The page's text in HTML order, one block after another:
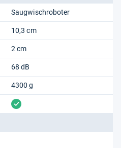
Saugwischroboter
10,3 cm
2 cm
68 dB
4300 g
vorhanden